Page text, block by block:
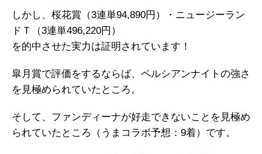
しかし、桜花賞（3連単94,890円）・ニュージーラン
ドＴ（3連単496,220円）
を的中させた実力は証明されています！
皐月賞で評価をするならば、ペルシアンナイトの強さ
を見極められていたところ。
そして、ファンディーナが好走できないことを見極め
られていたところ（うまコラボ予想：9着）です。